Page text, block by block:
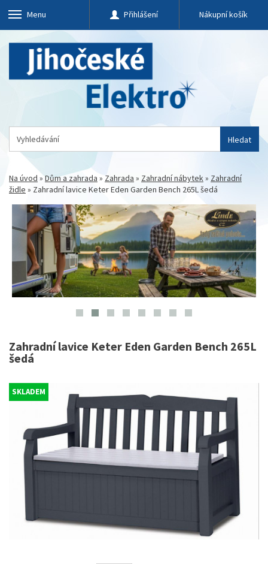
Menu Přihlášení Nákupní košík
Hledat
Na úvod »Dům a zahrada » Zahrada » Zahradní nábytek» Zahradní
židle » Zahradní lavice Keter Eden Garden Bench 265L šedá
Zahradní lavice Keter Eden Garden Bench 265L
šedá
SKLADEM